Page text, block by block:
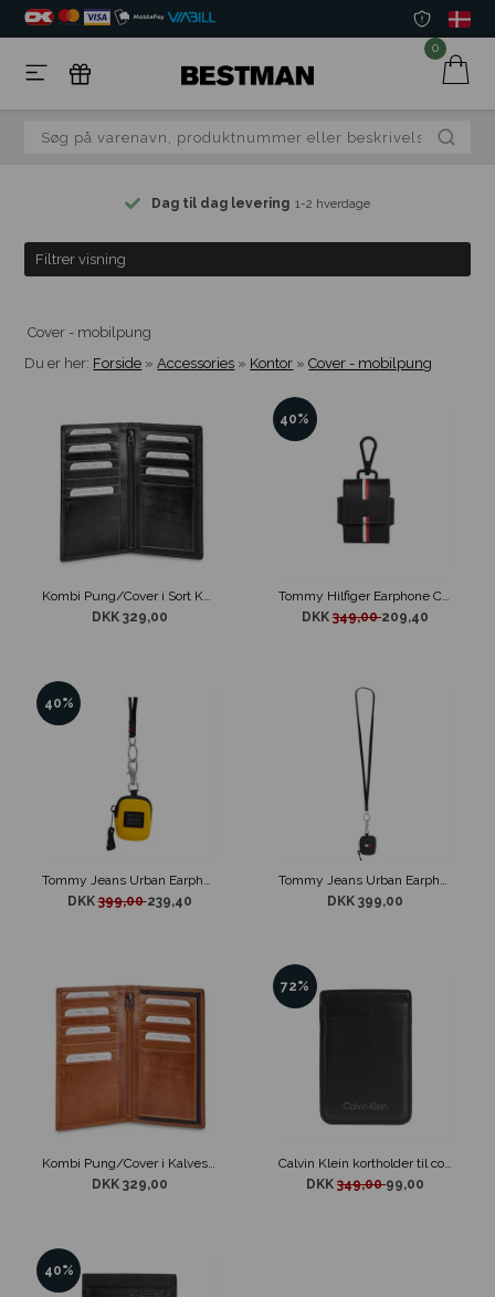
0
Dag til dag levering 1-2 hverdage
Filtrer visning
Cover - mobilpung
Du er her: Forside »Accessories » Kontor »Cover - mobilpung
Kombi Pung/Cover i Sort Kalveskind
DKK 329,00
40%
Tommy Hilfiger Earphone Case
DKK349,00209,40
40%
DKK399,00239,40
DKK 399,00
Kombi Pung/Cover i Kalveskind Cognac
DKK 329,00
72%
Calvin Klein kortholder til cover eller telefon
DKK349,0099,00
40%